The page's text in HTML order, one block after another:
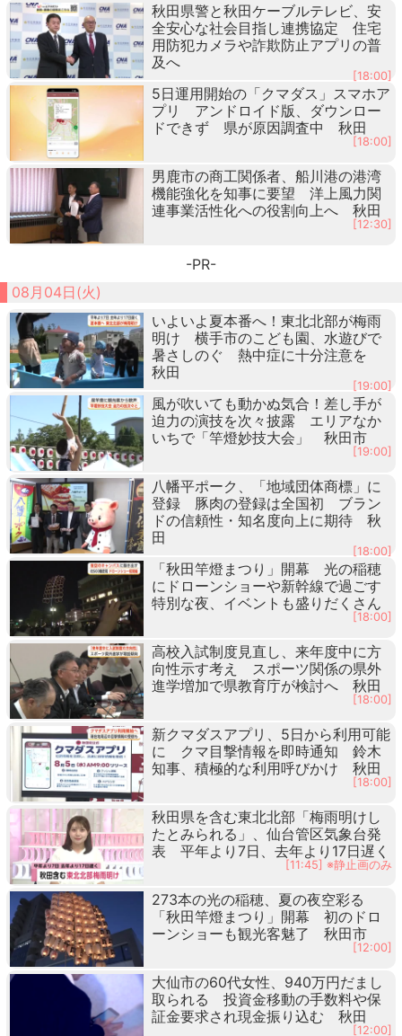
秋田県警と秋田ケーブルテレビ、安
全安心な社会目指し連携協定 住宅
用防犯カメラや詐欺防止アプリの普
及へ
[18:00]
5日運用開始の「クマダス」スマホア
プリ アンドロイド版、ダウンロー
ドできず 県が原因調査中 秋田
[18:00]
男鹿市の商工関係者、船川港の港湾
機能強化を知事に要望 洋上風力関
連事業活性化への役割向上へ 秋田
[12:30]
-PR-
08月04日(火)
いよいよ夏本番へ！東北北部が梅雨
明け 横手市のこども園、水遊びで
暑さしのぐ 熱中症に十分注意を
秋田
[19:00]
風が吹いても動かぬ気合！差し手が
迫力の演技を次々披露 エリアなか
いちで「竿燈妙技大会」 秋田市
[19:00]
八幡平ポーク、「地域団体商標」に
登録 豚肉の登録は全国初 ブラン
ドの信頼性・知名度向上に期待 秋
田
[18:00]
「秋田竿燈まつり」開幕 光の稲穂
にドローンショーや新幹線で過ごす
特別な夜、イベントも盛りだくさん
[18:00]
高校入試制度見直し、来年度中に方
向性示す考え スポーツ関係の県外
進学増加で県教育庁が検討へ 秋田
[18:00]
新クマダスアプリ、5日から利用可能
に クマ目撃情報を即時通知 鈴木
知事、積極的な利用呼びかけ 秋田
[18:00]
秋田県を含む東北北部「梅雨明けし
たとみられる」、仙台管区気象台発
表 平年より7日、去年より17日遅く
[11:45] ※静止画のみ
273本の光の稲穂、夏の夜空彩る
「秋田竿燈まつり」開幕 初のドロ
ーンショーも観光客魅了 秋田市
[12:00]
大仙市の60代女性、940万円だまし
取られる 投資金移動の手数料や保
証金要求され現金振り込む 秋田
[12:00]